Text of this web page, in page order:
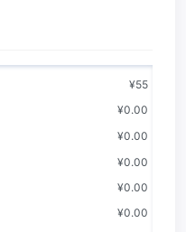
¥55
¥0.00
¥0.00
¥0.00
¥0.00
¥0.00